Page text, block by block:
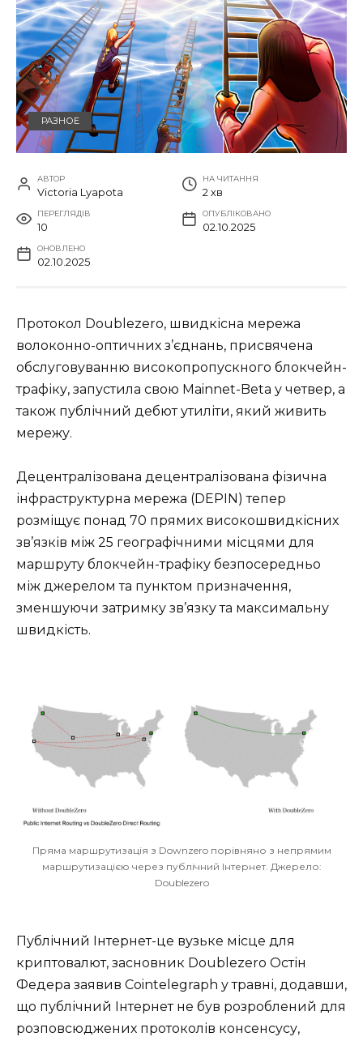
РАЗНОЕ
АВТОР
Victoria Lyapota
НА ЧИТАННЯ
2 хв
ПЕРЕГЛЯДІВ
10
ОПУБЛІКОВАНО
02.10.2025
ОНОВЛЕНО
02.10.2025
Протокол Doublezero, швидкісна мережа
волоконно-оптичних з’єднань, присвячена
обслуговуванню високопропускного блокчейн-
трафіку, запустила свою Mainnet-Beta у четвер, а
також публічний дебют утиліти, який живить
мережу.
Децентралізована децентралізована фізична
інфраструктурна мережа (DEPIN) тепер
розміщує понад 70 прямих високошвидкісних
зв’язків між 25 географічними місцями для
маршруту блокчейн-трафіку безпосередньо
між джерелом та пунктом призначення,
зменшуючи затримку зв’язку та максимальну
швидкість.
Пряма маршрутизація з Downzero порівняно з непрямим
маршрутизацією через публічний Інтернет. Джерело:
Doublezero
Публічний Інтернет-це вузьке місце для
криптовалют, засновник Doublezero Остін
Федера заявив Cointelegraph у травні, додавши,
що публічний Інтернет не був розроблений для
розповсюджених протоколів консенсусу,